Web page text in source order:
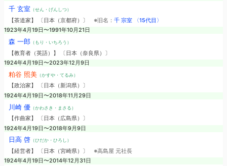
千 玄室（せん・げんしつ）
【茶道家】 〔日本（京都府）〕 ※旧名： 千 宗室 〈15代目〉
1923年4月19日〜1991年10月21日
森 一郎（もり・いちろう）
【教育者（英語）】 〔日本（奈良県）〕
1924年4月19日〜2023年12月9日
粕谷 照美（かすや・てるみ）
【政治家】 〔日本（新潟県）〕
1924年4月19日〜2018年11月29日
川崎 優（かわさき・まさる）
【作曲家】 〔日本（広島県）〕
1924年4月19日〜2018年9月9日
日高 啓（ひだか・ひろし）
【経営者】 〔日本（宮崎県）〕 ※高島屋 元社長
1924年4月19日〜2014年12月31日